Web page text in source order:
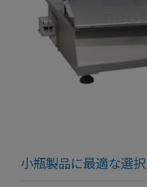
小瓶製品に最適な選択